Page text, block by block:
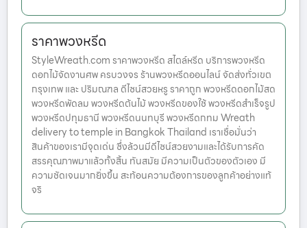
ราคาพวงหรีด
StyleWreath.com ราคาพวงหรีด สไตล์หรีด บริการพวงหรีด
ดอกไม้จัดงานศพ ครบวงจร ร้านพวงหรีดออนไลน์ จัดส่งทั่วเขต
กรุงเทพ และ ปริมณฑล ดีไซน์สวยหรู ราคาถูก พวงหรีดดอกไม้สด
พวงหรีดพัดลม พวงหรีดต้นไม้ พวงหรีดของใช้ พวงหรีดสำเร็จรูป
พวงหรีดปทุมธานี พวงหรีดนนทบุรี พวงหรีดกทม Wreath
delivery to temple in Bangkok Thailand เราเชื่อมั่นว่า
สินค้าของเรามีจุดเด่น ซึ่งล้วนมีดีไซน์สวยงามและได้รับการคัด
สรรคุณภาพมาแล้วทั้งสิ้น ทันสมัย มีความเป็นตัวของตัวเอง มี
ความชัดเจนมากยิ่งขึ้น สะท้อนความต้องการของลูกค้าอย่างแท้
จริ